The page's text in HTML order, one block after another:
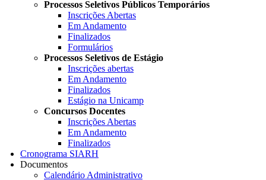
Processos Seletivos Públicos Temporários
Inscrições Abertas
Em Andamento
Finalizados
Formulários
Processos Seletivos de Estágio
Inscrições abertas
Em Andamento
Finalizados
Estágio na Unicamp
Concursos Docentes
Inscrições Abertas
Em Andamento
Finalizados
Cronograma SIARH
Documentos
Calendário Administrativo